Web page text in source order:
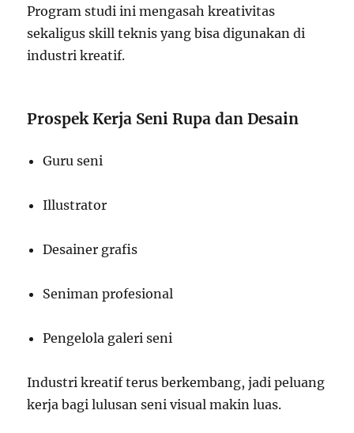
Program studi ini mengasah kreativitas
sekaligus skill teknis yang bisa digunakan di
industri kreatif.
Prospek Kerja Seni Rupa dan Desain
Guru seni
Illustrator
Desainer grafis
Seniman profesional
Pengelola galeri seni
Industri kreatif terus berkembang, jadi peluang
kerja bagi lulusan seni visual makin luas.